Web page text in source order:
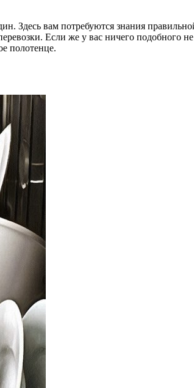
Здесь вам потребуются знания
Если же у вас ничего подобного
полотенце.